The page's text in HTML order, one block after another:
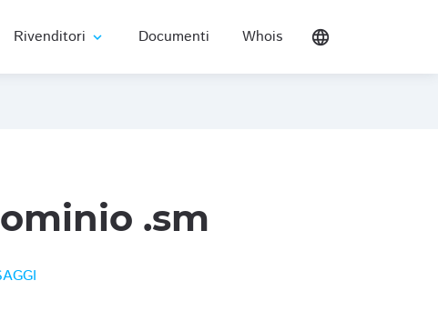
Rivenditori expand_more Documenti Whois language
.sm